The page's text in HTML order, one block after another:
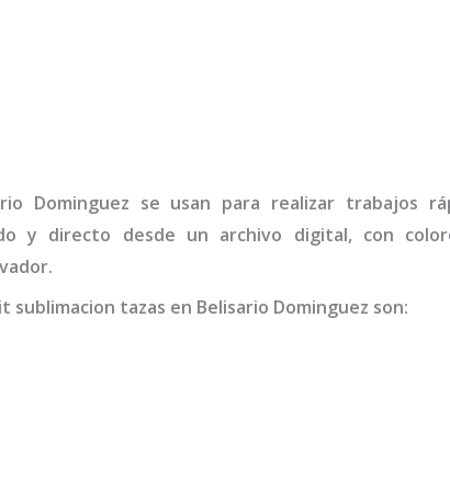
Dominguez se usan para realizar trabajos
y directo desde un archivo digital, con
sublimacion tazas en Belisario Dominguez son: